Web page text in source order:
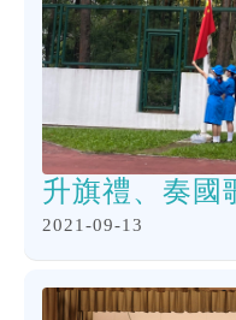
升旗禮、奏國
2021-09-13